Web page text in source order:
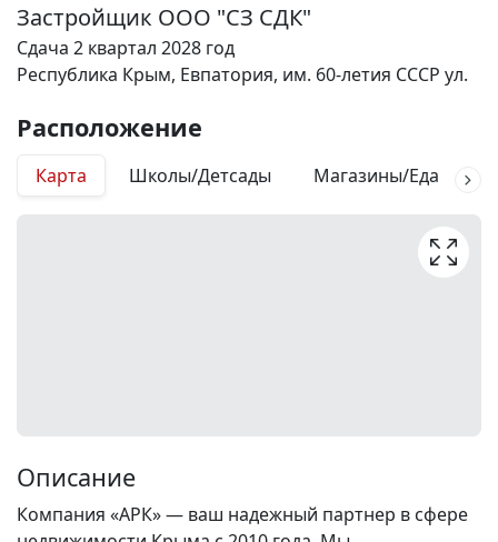
Застройщик ООО "СЗ СДК"
Сдача 2 квартал 2028 год
Республика Крым, Евпатория, им. 60-летия СССР ул.
Расположение
Карта Школы/Детсады Магазины/Еда
Описание
Компания «АРК» — ваш надежный партнер в сфере